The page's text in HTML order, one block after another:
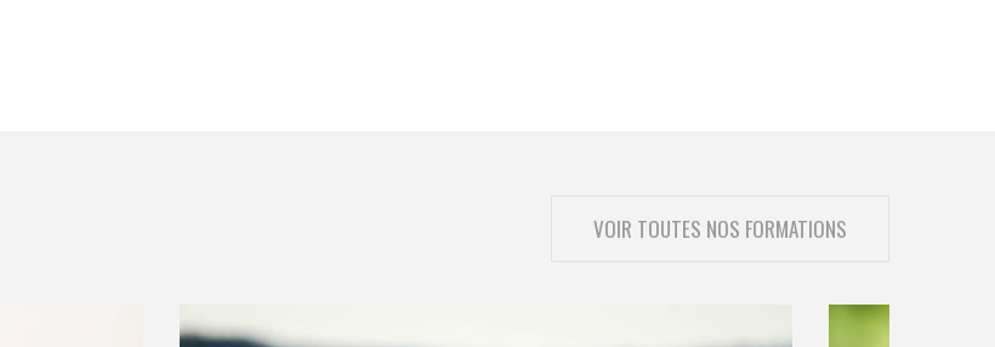
VOIR TOUTES NOS FORMATIONS